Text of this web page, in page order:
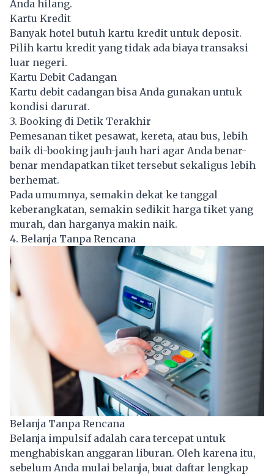
Anda hilang.
Kartu Kredit
Banyak hotel butuh kartu kredit untuk deposit.
Pilih kartu kredit yang tidak ada biaya transaksi
luar negeri.
Kartu Debit Cadangan
Kartu debit cadangan bisa Anda gunakan untuk
kondisi darurat.
3. Booking di Detik Terakhir
Pemesanan tiket pesawat, kereta, atau bus, lebih
baik di-booking jauh-jauh hari agar Anda benar-
benar mendapatkan tiket tersebut sekaligus lebih
berhemat.
Pada umumnya, semakin dekat ke tanggal
keberangkatan, semakin sedikit harga tiket yang
murah, dan harganya makin naik.
4. Belanja Tanpa Rencana
Belanja Tanpa Rencana
Belanja impulsif adalah cara tercepat untuk
menghabiskan anggaran liburan. Oleh karena itu,
sebelum Anda mulai belanja, buat daftar lengkap